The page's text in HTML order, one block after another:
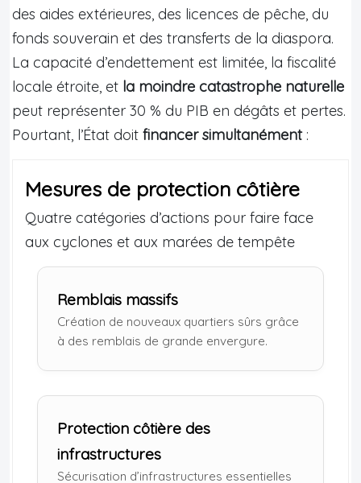
des aides extérieures, des licences de pêche, du
fonds souverain et des transferts de la diaspora.
La capacité d’endettement est limitée, la fiscalité
locale étroite, et la moindre catastrophe naturelle
peut représenter 30 % du PIB en dégâts et pertes.
Pourtant, l’État doit financer simultanément:
Mesures de protection côtière
Quatre catégories d’actions pour faire face
aux cyclones et aux marées de tempête
Remblais massifs
Création de nouveaux quartiers sûrs grâce
à des remblais de grande envergure.
Protection côtière des
infrastructures
Sécurisation d’infrastructures essentielles